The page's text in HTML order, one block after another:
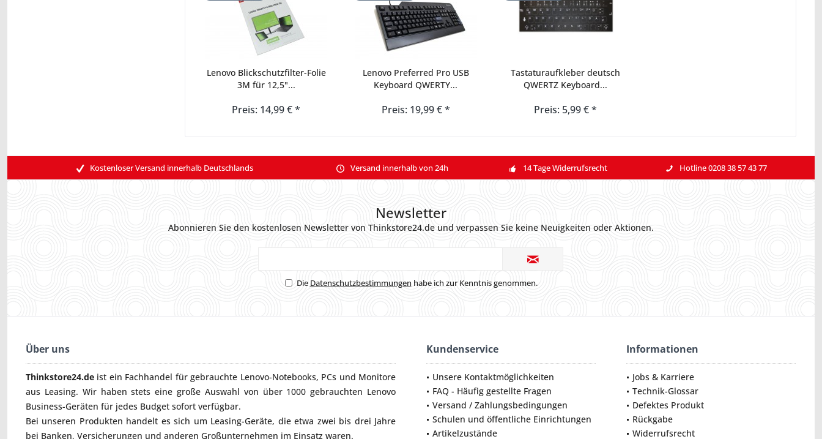
Lenovo Blickschutzfilter-Folie
3M für 12,5"...
Preis: 14,99 € *
Lenovo Preferred Pro USB
Keyboard QWERTY...
Preis: 19,99 € *
Tastaturaufkleber deutsch
QWERTZ Keyboard...
Preis: 5,99 € *
Kostenloser Versand innerhalb Deutschlands Versand innerhalb von 24h 14 Tage Widerrufsrecht Hotline 0208 38 57 43 77
Newsletter
Abonnieren Sie den kostenlosen Newsletter von Thinkstore24.de und verpassen Sie keine Neuigkeiten oder Aktionen.
Die Datenschutzbestimmungen habe ich zur Kenntnis genommen.
Über uns
Thinkstore24.de ist ein Fachhandel für gebrauchte Lenovo-Notebooks, PCs und Monitore
aus Leasing. Wir haben stets eine große Auswahl von über 1000 gebrauchten Lenovo
Business-Geräten für jedes Budget sofort verfügbar.
Bei unseren Produkten handelt es sich um Leasing-Geräte, die etwa zwei bis drei Jahre
bei Banken, Versicherungen und anderen Großunternehmen im Einsatz waren.
Kundenservice
Unsere Kontaktmöglichkeiten
FAQ - Häufig gestellte Fragen
Versand / Zahlungsbedingungen
Schulen und öffentliche Einrichtungen
Artikelzustände
Informationen
Jobs & Karriere
Technik-Glossar
Defektes Produkt
Rückgabe
Widerrufsrecht